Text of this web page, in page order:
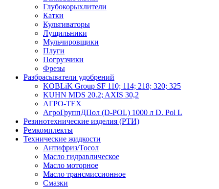
Глубокорыхлители
Катки
Культиваторы
Лущильники
Мульчировщики
Плуги
Погрузчики
Фрезы
Разбрасыватели удобрений
KOBLiK Group SF 110; 114; 218; 320; 325
KUHN MDS 20.2; AXIS 30,2
АГРО-ТЕХ
АгроГруппДПол (D-POL) 1000 л D. Pol L
Резинотехнические изделия (РТИ)
Ремкомплекты
Технические жидкости
Антифриз/Тосол
Масло гидравлическое
Масло моторное
Масло трансмиссионное
Смазки